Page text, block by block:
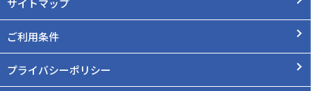
サイトマップ
ご利用条件
プライバシーポリシー